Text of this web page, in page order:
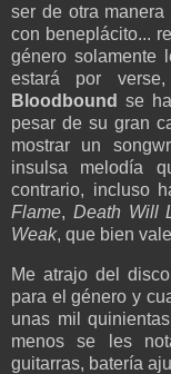
ser de otra
con beneplácito...
género solamente
estará por
Bloodbound se
pesar de su gran
mostrar un
insulsa melodía
contrario, incluso
Flame, Death Will
Weak, que bien
Me atrajo del
para el género y
unas mil
menos se les
guitarras, batería